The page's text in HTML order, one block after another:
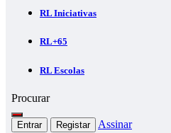
RL Iniciativas
RL+65
RL Escolas
Procurar
Entrar Registar Assinar